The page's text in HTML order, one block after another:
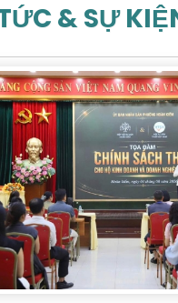
& SỰ